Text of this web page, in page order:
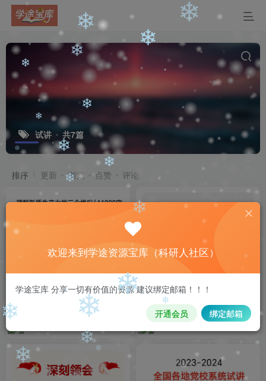
试讲 共7篇
排序 更新 浏览 点赞 评论
【课件+逐字稿】理解新质生
产力的三个维度
付费阅读 党校 福利资源
【微党课讲稿】逐字稿：中央
八项规定何以成为徙木立信之
举
付费阅读 ￥ 9 党校 福利资源
欢迎来到学途资源宝库（科研人社区）
学途宝库 分享一切有价值的资源 建议绑定邮箱！！！
开通会员 绑定邮箱
❄
❄
❄ ❄
❄
❄
❄ ❄
❄
❄
❄
❄
❄ ❄
❄ ❄
❄